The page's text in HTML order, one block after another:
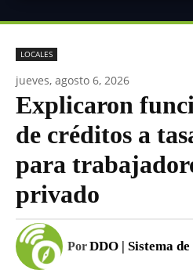
LOCALES
jueves, agosto 6, 2026
Explicaron
de créditos a
para
privado
PorDDO | Sistema